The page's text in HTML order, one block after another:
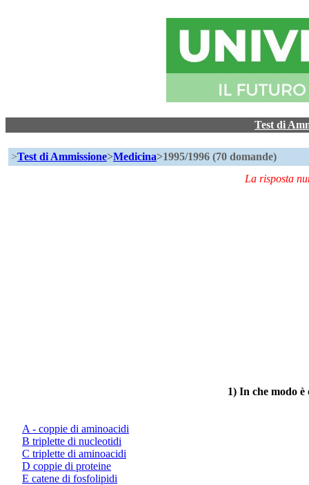
Test di
>Test di Ammissione>Medicina>1995/1996 (70 domande)
La risposta
1) In che modo è
A - coppie di aminoacidi
B triplette di nucleotidi
C triplette di aminoacidi
D coppie di proteine
E catene di fosfolipidi